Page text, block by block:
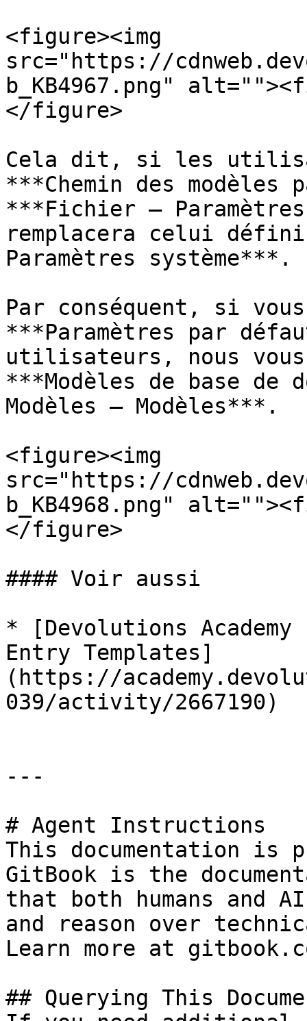
<figure><img
src="https://
b_KB4967.png"
</figure>
Cela dit, si les
***Chemin des modèles
***Fichier –
remplacera celui
Paramètres système***.
Par conséquent, si
***Paramètres par
utilisateurs, nous
***Modèles de base de
Modèles – Modèles***.
<figure><img
src="https://
b_KB4968.png"
</figure>
#### Voir aussi
* [Devolutions
Entry Templates]
(https://
039/activity/2667190)
---
# Agent Instructions
This documentation is
GitBook is the
that both humans and
and reason over
Learn more at
## Querying This